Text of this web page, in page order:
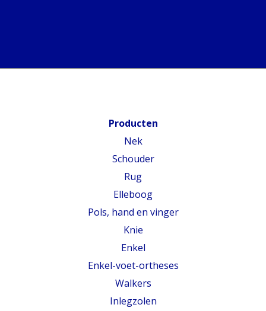
Producten
Nek
Schouder
Rug
Elleboog
Pols, hand en vinger
Knie
Enkel
Enkel-voet-ortheses
Walkers
Inlegzolen